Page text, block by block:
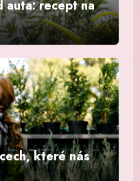
auta: recept na
které nás